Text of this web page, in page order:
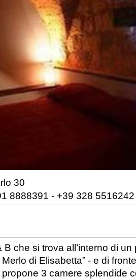
30
8888391 - +39 328 5516242
B che si trova all’interno di
di Elisabetta” - e di
propone 3 camere splendide